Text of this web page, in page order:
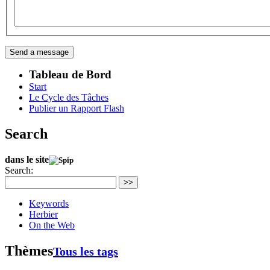
Tableau de Bord
Start
Le Cycle des Tâches
Publier un Rapport Flash
Search
dans le site
Search:
>>
Keywords
Herbier
On the Web
ThèmesTous les tags